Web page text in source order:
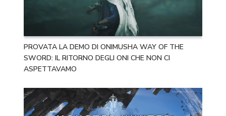
PROVATA LA DEMO DI ONIMUSHA WAY OF THE
SWORD: IL RITORNO DEGLI ONI CHE NON CI
ASPETTAVAMO